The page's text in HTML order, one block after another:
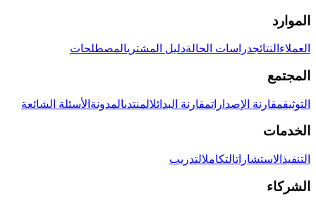
الموارد
العملاء النتائجدراسات الحالةدليل المشتريالمصطلحات
المجتمع
التوثيقمقارنة الإصداراتمقارنة البدائلالمنتدىالمدونة الأسئلة الشائعة
الخدمات
التنفيذ الاستشاراتالتكاملالتدريب
الشركاء